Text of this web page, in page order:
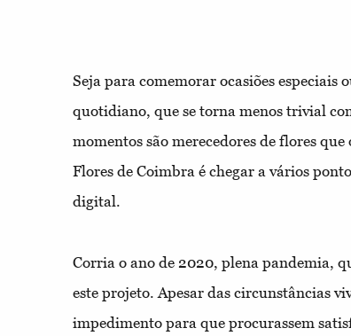
Seja para comemorar ocasiões especiais
quotidiano, que se torna menos trivial
momentos são merecedores de flores
Flores de Coimbra é chegar a vários
digital.
Corria o ano de 2020, plena pandemia,
este projeto. Apesar das circunstâncias
impedimento para que procurassem